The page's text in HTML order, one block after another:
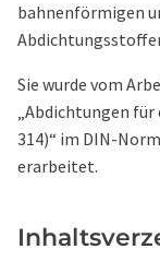
bahnenförmigen
Sie wurde vom
„Abdichtungen für
314)“ im DIN-
erarbeitet.